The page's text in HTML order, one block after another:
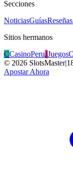
Secciones
NoticiasGuíasReseñas
Sitios hermanos
CCasinoPeruJ
© 2026 SlotsMaster|
Apostar Ahora